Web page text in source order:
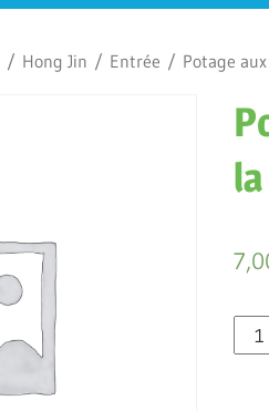
/ Hong Jin / Entrée / Potage